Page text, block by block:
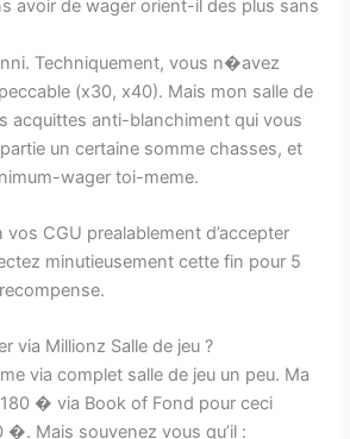
avoir de wager orient-il des plus sans
Techniquement, vous n�avez
(x30, x40). Mais mon salle de
acquittes anti-blanchiment qui vous
un certaine somme chasses, et
wager toi-meme.
CGU prealablement d’accepter
minutieusement cette fin pour 5
via Millionz Salle de jeu ?
via complet salle de jeu un peu. Ma
� via Book of Fond pour ceci
�. Mais souvenez vous qu’il :